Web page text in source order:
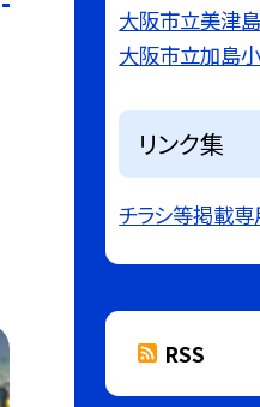
大阪市立美津
大阪市立加島
リンク集
チラシ等掲載
RSS